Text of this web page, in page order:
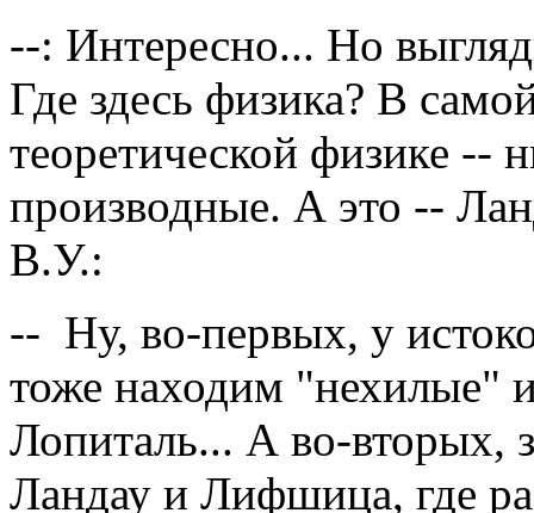
--: Интересно... Но
Где здесь физика? В
теоретической физике --
производные. А это --
В.У.:
-- Ну, во-первых, у
тоже находим "нехилые"
Лопиталь... А во-вторых,
Ландау и Лифшица, где